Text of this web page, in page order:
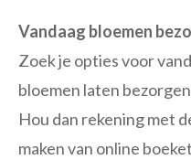
Vandaag bloemen
Zoek je opties voor
bloemen laten
Hou dan rekening met
maken van online